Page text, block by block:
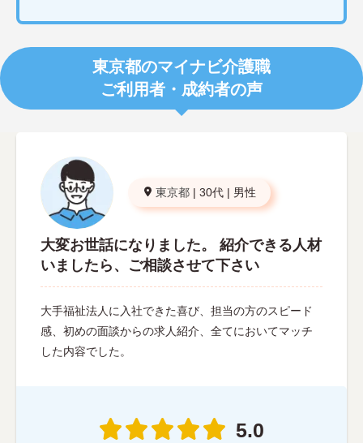
東京都のマイナビ介護職
ご利用者・成約者の声
東京都 | 30代 | 男性
大変お世話になりました。 紹介できる人材
いましたら、ご相談させて下さい
大手福祉法人に入社できた喜び、担当の方のスピード
感、初めの面談からの求人紹介、全てにおいてマッチ
した内容でした。
5.0